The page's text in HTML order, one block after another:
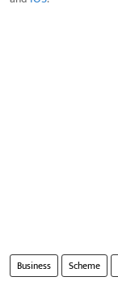
Business Scheme